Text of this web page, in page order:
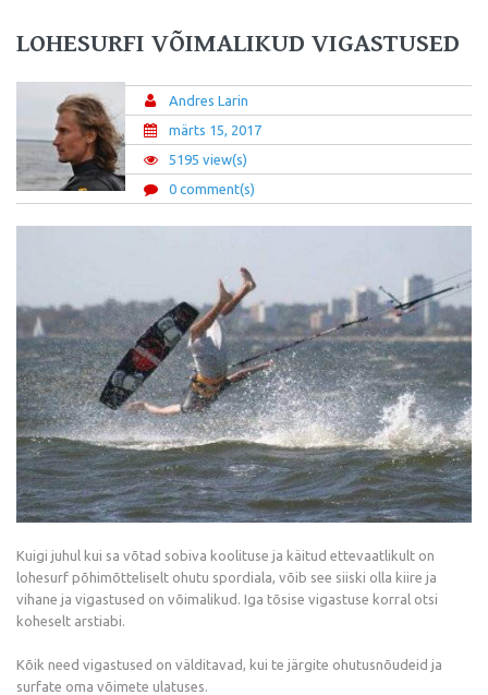
LOHESURFI VÕIMALIKUD VIGASTUSED
Andres Larin
märts 15, 2017
5195 view(s)
0 comment(s)
Kuigi juhul kui sa võtad sobiva koolituse ja käitud ettevaatlikult on
lohesurf põhimõtteliselt ohutu spordiala, võib see siiski olla kiire ja
vihane ja vigastused on võimalikud. Iga tõsise vigastuse korral otsi
koheselt arstiabi.
Kõik need vigastused on välditavad, kui te järgite ohutusnõudeid ja
surfate oma võimete ulatuses.